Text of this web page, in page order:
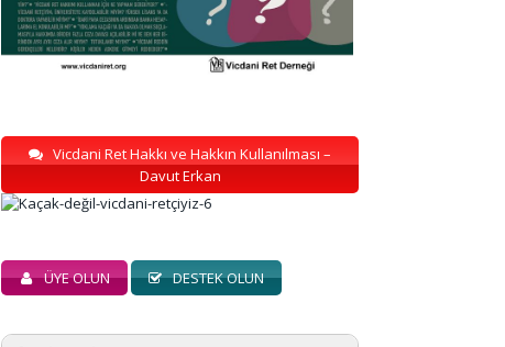
Vicdani Ret Hakkı ve Hakkın Kullanılması –
Davut Erkan
ÜYE OLUN DESTEK OLUN